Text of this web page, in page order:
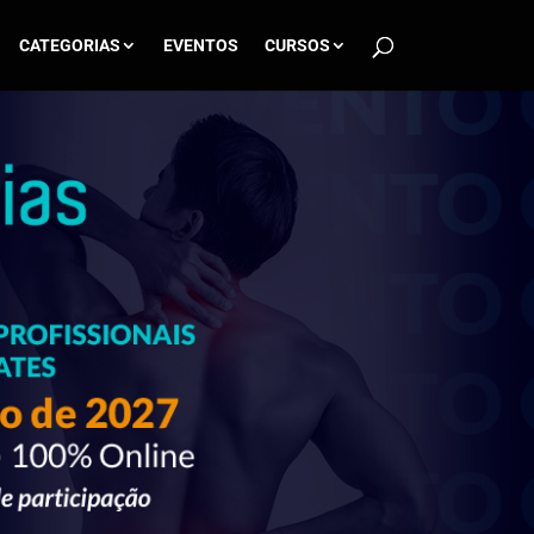
CATEGORIAS EVENTOS CURSOS